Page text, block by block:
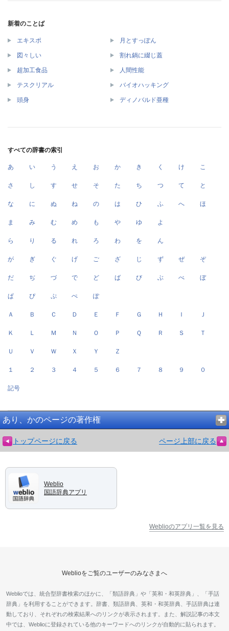
新着のことば
エキスポ 月とすっぽん
図々しい 割れ鍋に綴じ蓋
超加工食品 人間性能
テスクリアル バイオハッキング
頭身 ディノバルド亜種
すべての辞書の索引
あ い う え お か き く け こ
さ し す せ そ た ち つ て と
な に ぬ ね の は ひ ふ へ ほ
ま み む め も や ゆ よ
ら り る れ ろ わ を ん
が ぎ ぐ げ ご ざ じ ず ぜ ぞ
だ ぢ づ で ど ば び ぶ べ ぼ
ぱ ぴ ぷ ぺ ぽ
Ａ Ｂ Ｃ Ｄ Ｅ Ｆ Ｇ Ｈ Ｉ Ｊ
Ｋ Ｌ Ｍ Ｎ Ｏ Ｐ Ｑ Ｒ Ｓ Ｔ
Ｕ Ｖ Ｗ Ｘ Ｙ Ｚ
１ ２ ３ ４ ５ ６ ７ ８ ９ ０
記号
あり、かのページの著作権
トップページに戻る ページ上部に戻る
Weblio
国語辞典アプリ
Weblioのアプリ一覧を見る
Weblioをご覧のユーザーのみなさまへ
Weblioでは、統合型辞書検索のほかに、「類語辞典」や「英和・和英辞典」、「手話
辞典」を利用することができます。辞書、類語辞典、英和・和英辞典、手話辞典は連
動しており、それぞれの検索結果へのリンクが表示されます。また、解説記事の本文
中では、Weblioに登録されている他のキーワードへのリンクが自動的に貼られます。